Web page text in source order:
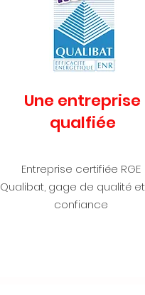
Une entreprise
qualfiée
Entreprise certifiée RGE
Qualibat, gage de qualité
confiance